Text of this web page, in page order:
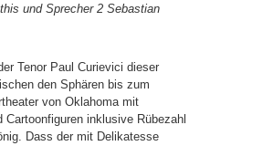
und Sprecher 2 Sebastian
Tenor Paul Curievici dieser
den Sphären bis zum
von Oklahoma mit
Cartoonfiguren inklusive Rübezahl
Dass der mit Delikatesse